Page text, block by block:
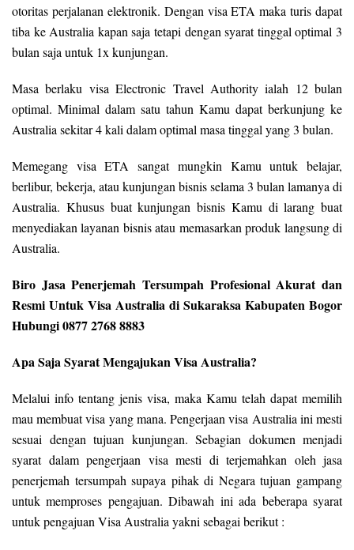
otoritas perjalanan elektronik. Dengan visa ETA maka turis dapat
tiba ke Australia kapan saja tetapi dengan syarat tinggal optimal 3
bulan saja untuk 1x kunjungan.
Masa berlaku visa Electronic Travel Authority ialah 12 bulan
optimal. Minimal dalam satu tahun Kamu dapat berkunjung ke
Australia sekitar 4 kali dalam optimal masa tinggal yang 3 bulan.
Memegang visa ETA sangat mungkin Kamu untuk belajar,
berlibur, bekerja, atau kunjungan bisnis selama 3 bulan lamanya di
Australia. Khusus buat kunjungan bisnis Kamu di larang buat
menyediakan layanan bisnis atau memasarkan produk langsung di
Australia.
Biro Jasa Penerjemah Tersumpah Profesional Akurat dan
Resmi Untuk Visa Australia di Sukaraksa Kabupaten Bogor
Hubungi 0877 2768 8883
Apa Saja Syarat Mengajukan Visa Australia?
Melalui info tentang jenis visa, maka Kamu telah dapat memilih
mau membuat visa yang mana. Pengerjaan visa Australia ini mesti
sesuai dengan tujuan kunjungan. Sebagian dokumen menjadi
syarat dalam pengerjaan visa mesti di terjemahkan oleh jasa
penerjemah tersumpah supaya pihak di Negara tujuan gampang
untuk memproses pengajuan. Dibawah ini ada beberapa syarat
untuk pengajuan Visa Australia yakni sebagai berikut :